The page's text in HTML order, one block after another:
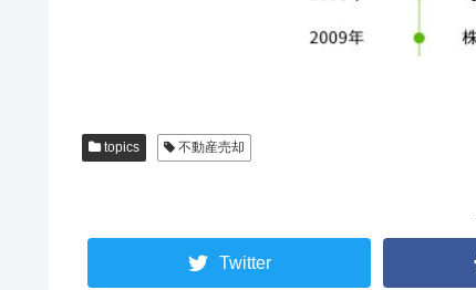
topics 不動産売却
Twitter